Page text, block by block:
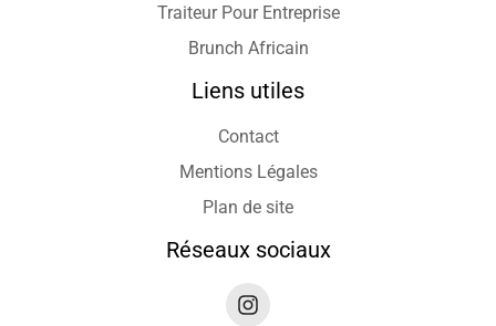
Traiteur Pour Entreprise
Brunch Africain
Liens utiles
Contact
Mentions Légales
Plan de site
Réseaux sociaux